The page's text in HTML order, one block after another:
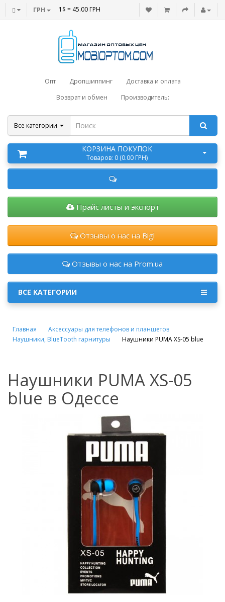
ГРН 1$ = 45.00 ГРН
Опт Дропшиппинг
Доставка и оплата
Возврат и обмен
Производитель:
Все категории
КОРЗИНА ПОКУПОК
Товаров: 0 (0.00 ГРН)
Прайс листы и экспорт
Отзывы о нас на Bigl
Отзывы о нас на Prom.ua
ВСЕ КАТЕГОРИИ
Главная
Аксессуары для телефонов и планшетов
Наушники, BlueTooth гарнитуры
Наушники PUMA XS-05 blue
Наушники PUMA XS-05
blue в Одессе